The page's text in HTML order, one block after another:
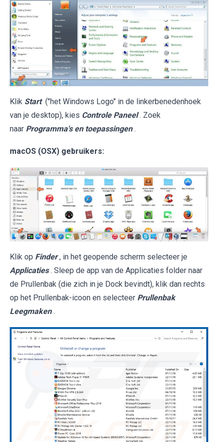
Klik Start ("het Windows Logo" in de linkerbenedenhoek
van je desktop), kies Controle Paneel . Zoek
naar Programma's en toepassingen .
macOS (OSX) gebruikers:
Klik op Finder , in het geopende scherm selecteer je
Applicaties . Sleep de app van de Applicaties folder naar
de Prullenbak (die zich in je Dock bevindt), klik dan rechts
op het Prullenbak-icoon en selecteer Prullenbak
Leegmaken .